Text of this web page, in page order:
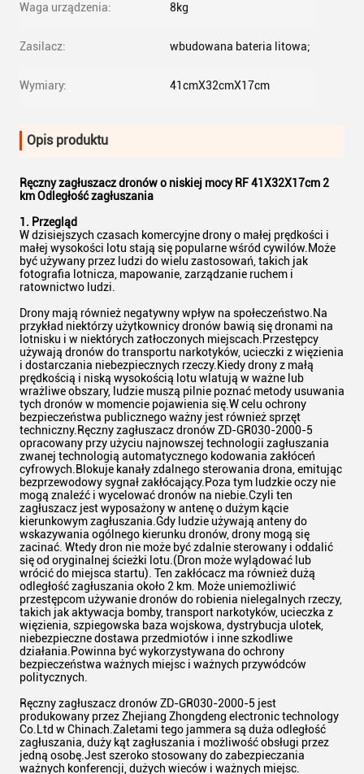
Waga urządzenia: 8kg
Zasilacz: wbudowana bateria litowa;
Wymiary: 41cmX32cmX17cm
Opis produktu
Ręczny zagłuszacz dronów o niskiej mocy RF 41X32X17cm 2
km Odległość zagłuszania
1. Przegląd
W dzisiejszych czasach komercyjne drony o małej prędkości i
małej wysokości lotu stają się popularne wśród cywilów.Może
być używany przez ludzi do wielu zastosowań, takich jak
fotografia lotnicza, mapowanie, zarządzanie ruchem i
ratownictwo ludzi.
Drony mają również negatywny wpływ na społeczeństwo.Na
przykład niektórzy użytkownicy dronów bawią się dronami na
lotnisku i w niektórych zatłoczonych miejscach.Przestępcy
używają dronów do transportu narkotyków, ucieczki z więzienia
i dostarczania niebezpiecznych rzeczy.Kiedy drony z małą
prędkością i niską wysokością lotu wlatują w ważne lub
wrażliwe obszary, ludzie muszą pilnie poznać metody usuwania
tych dronów w momencie pojawienia się.W celu ochrony
bezpieczeństwa publicznego ważny jest również sprzęt
techniczny.Ręczny zagłuszacz dronów ZD-GR030-2000-5
opracowany przy użyciu najnowszej technologii zagłuszania
zwanej technologią automatycznego kodowania zakłóceń
cyfrowych.Blokuje kanały zdalnego sterowania drona, emitując
bezprzewodowy sygnał zakłócający.Poza tym ludzkie oczy nie
mogą znaleźć i wycelować dronów na niebie.Czyli ten
zagłuszacz jest wyposażony w antenę o dużym kącie
kierunkowym zagłuszania.Gdy ludzie używają anteny do
wskazywania ogólnego kierunku dronów, drony mogą się
zacinać. Wtedy dron nie może być zdalnie sterowany i oddalić
się od oryginalnej ścieżki lotu.(Dron może wylądować lub
wrócić do miejsca startu). Ten zakłócacz ma również dużą
odległość zagłuszania około 2 km. Może uniemożliwić
przestępcom używanie dronów do robienia nielegalnych rzeczy,
takich jak aktywacja bomby, transport narkotyków, ucieczka z
więzienia, szpiegowska baza wojskowa, dystrybucja ulotek,
niebezpieczne dostawa przedmiotów i inne szkodliwe
działania.Powinna być wykorzystywana do ochrony
bezpieczeństwa ważnych miejsc i ważnych przywódców
politycznych.
Ręczny zagłuszacz dronów ZD-GR030-2000-5 jest
produkowany przez Zhejiang Zhongdeng electronic technology
Co.Ltd w Chinach.Zaletami tego jammera są duża odległość
zagłuszania, duży kąt zagłuszania i możliwość obsługi przez
jedną osobę.Jest szeroko stosowany do zabezpieczania
ważnych konferencji, dużych wieców i ważnych miejsc.